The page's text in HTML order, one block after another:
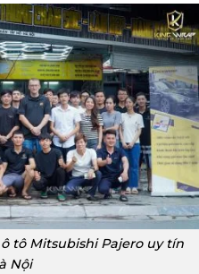
tô Mitsubishi Pajero uy tín
Nội